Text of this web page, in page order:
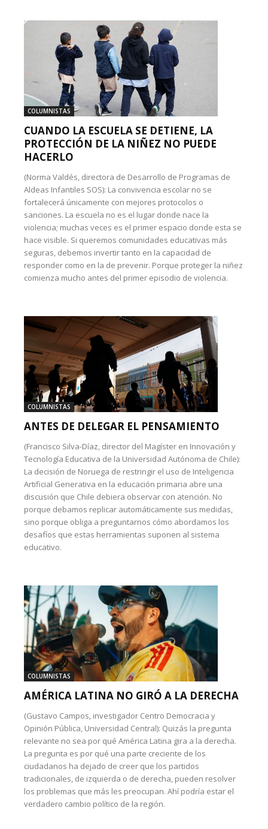
COLUMNISTAS
CUANDO LA ESCUELA SE DETIENE, LA
PROTECCIÓN DE LA NIÑEZ NO PUEDE
HACERLO
(Norma Valdés, directora de Desarrollo de Programas de
Aldeas Infantiles SOS): La convivencia escolar no se
fortalecerá únicamente con mejores protocolos o
sanciones. La escuela no es el lugar donde nace la
violencia; muchas veces es el primer espacio donde esta se
hace visible. Si queremos comunidades educativas más
seguras, debemos invertir tanto en la capacidad de
responder como en la de prevenir. Porque proteger la niñez
comienza mucho antes del primer episodio de violencia.
COLUMNISTAS
ANTES DE DELEGAR EL PENSAMIENTO
(Francisco Silva-Díaz, director del Magíster en Innovación y
Tecnología Educativa de la Universidad Autónoma de Chile):
La decisión de Noruega de restringir el uso de Inteligencia
Artificial Generativa en la educación primaria abre una
discusión que Chile debiera observar con atención. No
porque debamos replicar automáticamente sus medidas,
sino porque obliga a preguntarnos cómo abordamos los
desafíos que estas herramientas suponen al sistema
educativo.
COLUMNISTAS
AMÉRICA LATINA NO GIRÓ A LA DERECHA
(Gustavo Campos, investigador Centro Democracia y
Opinión Pública, Universidad Central): Quizás la pregunta
relevante no sea por qué América Latina gira a la derecha.
La pregunta es por qué una parte creciente de los
ciudadanos ha dejado de creer que los partidos
tradicionales, de izquierda o de derecha, pueden resolver
los problemas que más les preocupan. Ahí podría estar el
verdadero cambio político de la región.